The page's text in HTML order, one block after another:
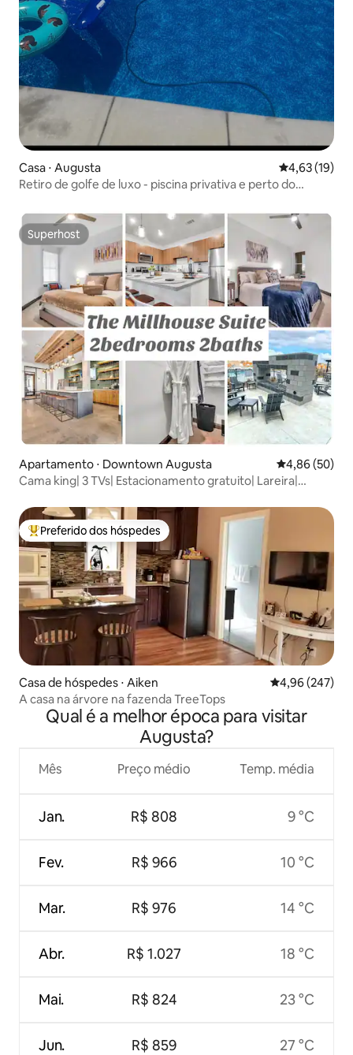
Casa ⋅ Augusta 4,63 de uma
4,63 (19)
Retiro de golfe de luxo - piscina privativa e perto do
Superhost
Superhost
Apartamento ⋅ Downtown Augusta 4,86 de uma
4,86 (50)
Cama king| 3 TVs| Estacionamento gratuito| Lareira|
Entre os melhores preferidos dos hóspedes
Preferido dos hóspedes
Casa de hóspedes ⋅ Aiken 4,96 de uma
4,96 (247)
A casa na árvore na fazenda TreeTops
Qual é a melhor época para visitar
Augusta?
Mês
Jan.
Fev.
Mar.
Abr.
Mai.
Jun.
Preço médio
R$ 808
R$ 966
R$ 976
R$ 1.027
R$ 824
R$ 859
Temp. média
9 °C
10 °C
14 °C
18 °C
23 °C
27 °C